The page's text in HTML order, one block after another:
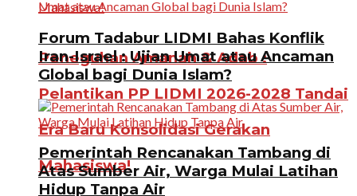
Peneguhan Amanah & Adab :
Pelantikan PP LIDMI 2026-2028 Tandai
Era Baru Konsolidasi Gerakan
Mahasiswa!
Forum Tadabur LIDMI Bahas Konflik
Iran-Israel : Ujian Umat atau Ancaman
Global bagi Dunia Islam?
Pemerintah Rencanakan Tambang di
Atas Sumber Air, Warga Mulai Latihan
Hidup Tanpa Air